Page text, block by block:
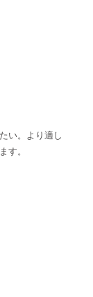
い。より適し
す。